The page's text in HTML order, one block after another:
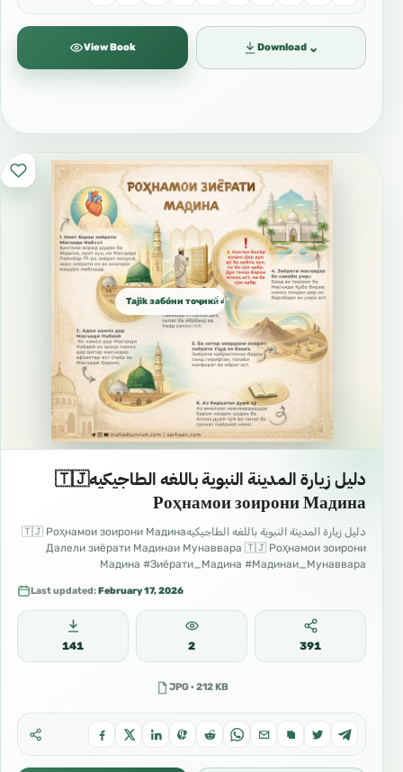
View Book Download ⌄
Tajik забо́ни тоҷикӣ́ الطاجيكية
دليل زيارة المدينة النبوية باللغه الطاجيكيه🇹🇯
Роҳнамои зоирони Мадина
دليل زيارة المدينة النبوية باللغه الطاجيكيه🇹🇯 Роҳнамои зоирони Мадина
Далели зиёрати Мадинаи Мунаввара 🇹🇯 Роҳнамои зоирони
Мадина #Зиёрати_Мадина #Мадинаи_Мунаввара
Last updated:February 17, 2026
141 2 391
JPG · 212 KB